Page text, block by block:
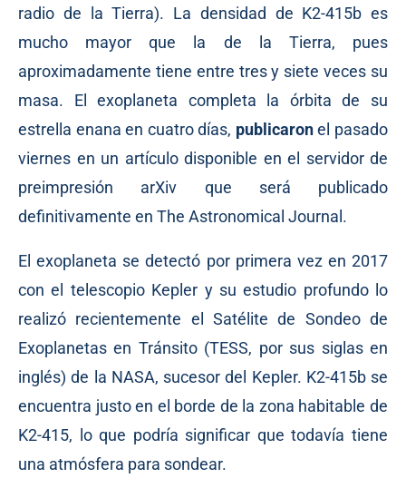
radio de la Tierra). La densidad de K2-415b es
mucho mayor que la de la Tierra, pues
aproximadamente tiene entre tres y siete veces su
masa. El exoplaneta completa la órbita de su
estrella enana en cuatro días, publicaronel pasado
viernes en un artículo disponible en el servidor de
preimpresión arXiv que será publicado
definitivamente en The Astronomical Journal.
El exoplaneta se detectó por primera vez en 2017
con el telescopio Kepler y su estudio profundo lo
realizó recientemente el Satélite de Sondeo de
Exoplanetas en Tránsito (TESS, por sus siglas en
inglés) de la NASA, sucesor del Kepler. K2-415b se
encuentra justo en el borde de la zona habitable de
K2-415, lo que podría significar que todavía tiene
una atmósfera para sondear.